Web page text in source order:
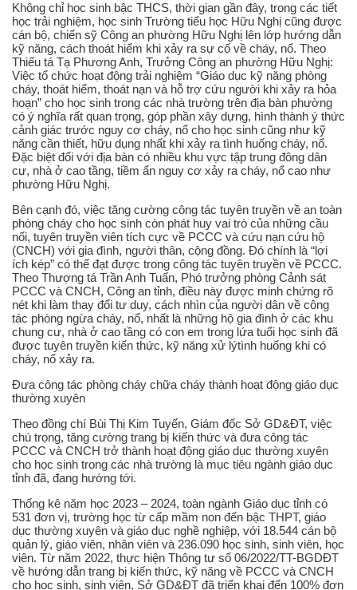
Không chỉ học sinh bậc THCS, thời gian gần đây, trong các tiết
học trải nghiệm, học sinh Trường tiểu học Hữu Nghị cũng được
cán bộ, chiến sỹ Công an phường Hữu Nghị lên lớp hướng dẫn
kỹ năng, cách thoát hiểm khi xảy ra sự cố về cháy, nổ. Theo
Thiếu tá Tạ Phương Anh, Trưởng Công an phường Hữu Nghị:
Việc tổ chức hoạt động trải nghiệm “Giáo dục kỹ năng phòng
cháy, thoát hiểm, thoát nạn và hỗ trợ cứu người khi xảy ra hỏa
hoạn” cho học sinh trong các nhà trường trên địa bàn phường
có ý nghĩa rất quan trọng, góp phần xây dựng, hình thành ý thức
cảnh giác trước nguy cơ cháy, nổ cho học sinh cũng như kỹ
năng cần thiết, hữu dụng nhất khi xảy ra tình huống cháy, nổ.
Đặc biệt đối với địa bàn có nhiều khu vực tập trung đông dân
cư, nhà ở cao tầng, tiềm ẩn nguy cơ xảy ra cháy, nổ cao như
phường Hữu Nghị.
Bên cạnh đó, việc tăng cường công tác tuyên truyền về an toàn
phòng cháy cho học sinh còn phát huy vai trò của những cầu
nối, tuyên truyền viên tích cực về PCCC và cứu nạn cứu hộ
(CNCH) với gia đình, người thân, cộng đồng. Đó chính là “lợi
ích kép” có thể đạt được trong công tác tuyên truyền về PCCC.
Theo Thượng tá Trần Anh Tuấn, Phó trưởng phòng Cảnh sát
PCCC và CNCH, Công an tỉnh, điều này được minh chứng rõ
nét khi làm thay đổi tư duy, cách nhìn của người dân về công
tác phòng ngừa cháy, nổ, nhất là những hộ gia đình ở các khu
chung cư, nhà ở cao tầng có con em trong lứa tuổi học sinh đã
được tuyên truyền kiến thức, kỹ năng xử lýtình huống khi có
cháy, nổ xảy ra.
Đưa công tác phòng cháy chữa cháy thành hoạt động giáo dục
thường xuyên
Theo đồng chí Bùi Thị Kim Tuyến, Giám đốc Sở GD&ĐT, việc
chú trọng, tăng cường trang bị kiến thức và đưa công tác
PCCC và CNCH trở thành hoạt động giáo dục thường xuyên
cho học sinh trong các nhà trường là mục tiêu ngành giáo dục
tỉnh đã, đang hướng tới.
Thống kê năm học 2023 – 2024, toàn ngành Giáo dục tỉnh có
531 đơn vị, trường học từ cấp mầm non đến bậc THPT, giáo
dục thường xuyên và giáo dục nghề nghiệp, với 18.544 cán bộ
quản lý, giáo viên, nhân viên và 236.090 học sinh, sinh viên, học
viên. Từ năm 2022, thực hiện Thông tư số 06/2022/TT-BGDĐT
về hướng dẫn trang bị kiến thức, kỹ năng về PCCC và CNCH
cho học sinh, sinh viên, Sở GD&ĐT đã triển khai đến 100% đơn